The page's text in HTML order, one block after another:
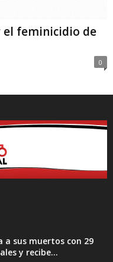
el feminicidio de
0
a sus muertos con 29
y recibe...